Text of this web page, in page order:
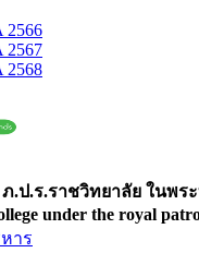
2566
2567
2568
ภ.ป.ร.ราชวิทยาลัย ในพร
under the royal
าร